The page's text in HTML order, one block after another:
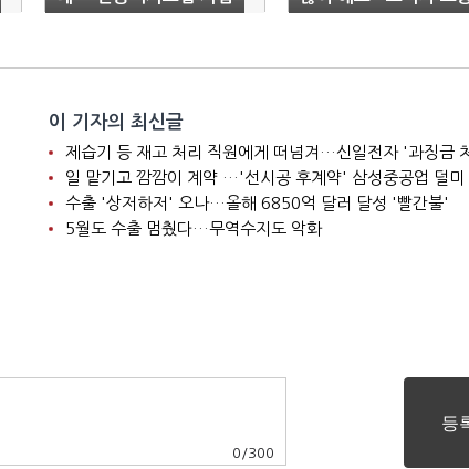
자단체 금지행위 '덜미'
강화 노력"
이 기자의 최신글
제습기 등 재고 처리 직원에게 떠넘겨…신일전자 '과징금
일 맡기고 깜깜이 계약 …'선시공 후계약' 삼성중공업 덜미
수출 '상저하저' 오나…올해 6850억 달러 달성 '빨간불'
5월도 수출 멈췄다…무역수지도 악화
0 /300